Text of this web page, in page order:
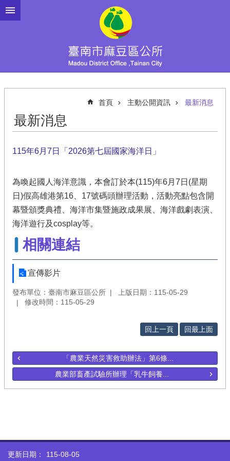
跳到主要內容區塊
首頁 主動公開資訊 最新消息
最新消息
115年6月7日「2026第七屆國家海洋日」
為喚起國人海洋意識，本會訂於本(115)年6月7日(星期
日)假高雄港第16、17號碼頭辦理活動，活動亮點包含開
幕暨頒獎典禮、海洋市集暨施政成果展、海洋戲劇表演、
海洋遊行及cosplay等。
相關連結
宣傳影片
發布單位：臺南市麻豆區公所
上版日期：115-05-29
修改時間：115-05-29
回上一頁 回最上面
「農業天然災害救助辦法」第6條...
農業部畜產試驗所辦理「乳牛飼養...
更新日期： 115-08-05